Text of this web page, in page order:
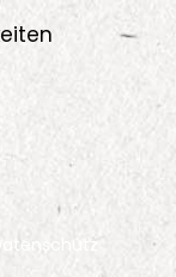
Datenschutz